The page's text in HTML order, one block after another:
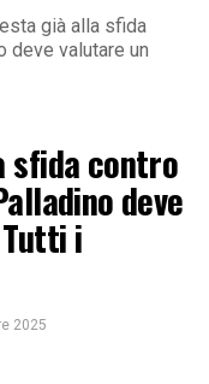
già alla sfida
deve valutare un
sfida contro
deve
i
2025